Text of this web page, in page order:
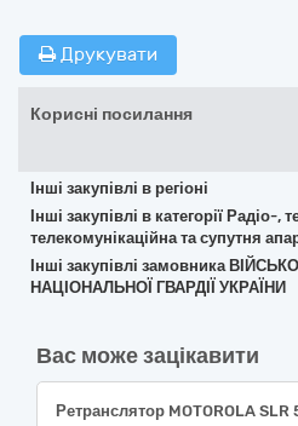
Друкувати
Корисні посилання
Інші закупівлі в регіоні
Інші закупівлі в категорії Радіо-,
телекомунікаційна та супутня
Інші закупівлі замовника
НАЦІОНАЛЬНОЇ ГВАРДІЇ УКРАЇНИ
Вас може зацікавити